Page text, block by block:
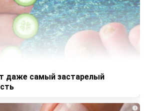
даже самый застарелый
i